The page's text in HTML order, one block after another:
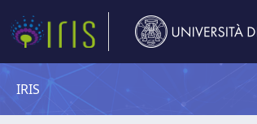
IRIS